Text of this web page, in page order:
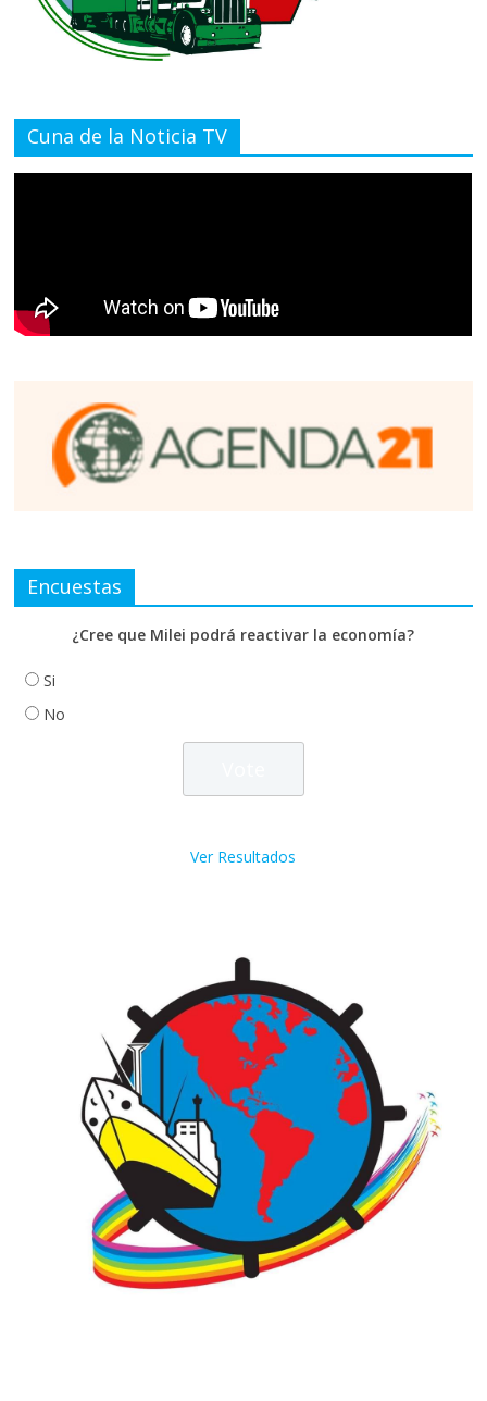
Cuna de la Noticia TV
Encuestas
¿Cree que Milei podrá reactivar la economía?
Si
No
Ver Resultados